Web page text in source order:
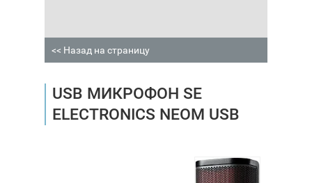
<< Назад на страницу
USB МИКРОФОН SE
ELECTRONICS NEOM USB